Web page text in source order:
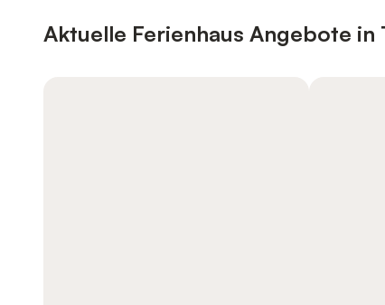
Aktuelle Ferienhaus Angebote in